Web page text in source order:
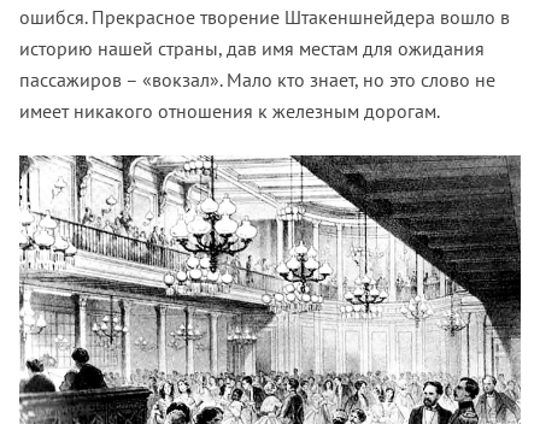
ошибся. Прекрасное творение Штакеншнейдера вошло в
историю нашей страны, дав имя местам для ожидания
пассажиров – «вокзал». Мало кто знает, но это слово не
имеет никакого отношения к железным дорогам.